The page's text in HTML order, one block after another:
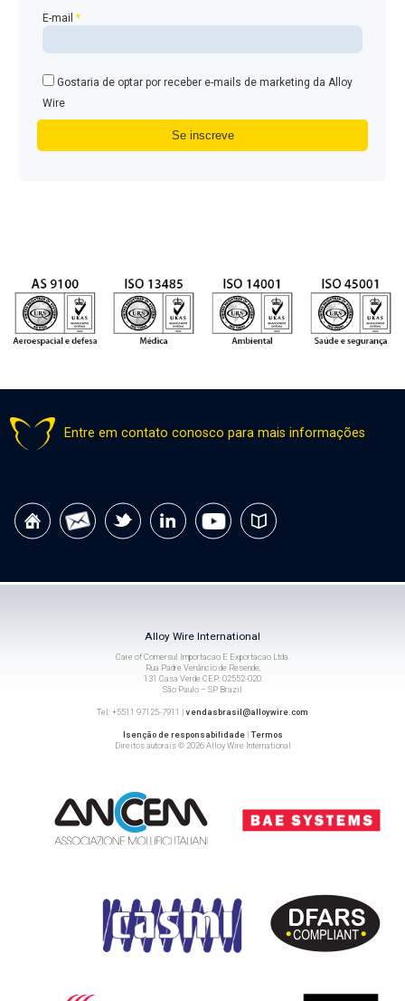
E-mail*
Gostaria de optar por receber e-mails de marketing da Alloy
Wire
Entre em contato conosco para mais informações
Alloy Wire International
Care of Comersul Importacao E Exportacao Ltda.
Rua Padre Venâncio de Resende,
131 Casa Verde CEP: 02552-020
São Paulo – SP Brazil
Tel: +5511 97125-7911 |vendasbrasil@alloywire.com
Isenção de responsabilidade|Termos
Direitos autorais © 2026 Alloy Wire International